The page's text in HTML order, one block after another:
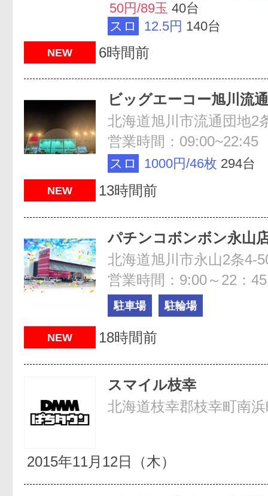
50円/89玉 40台
スロ
12.5円 140台
NEW 6時間前
ビッグエーコー旭川流
北海道旭川市流通団地2
営業時間：09:00~22:45
スロ 1000円/46枚 294台
NEW 13時間前
パチンコボンボン永山
北海道旭川市永山2条4-
営業時間：9:00～22：45
駐車場 駐輪場
NEW 18時間前
スマイル枝幸
北海道枝幸郡枝幸町南
2015年11月12日（木）